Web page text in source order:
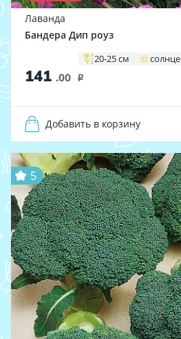
Лаванда
Бандера Дип роуз
20-25 см солнце
141 .00 i
Добавить в корзину
5